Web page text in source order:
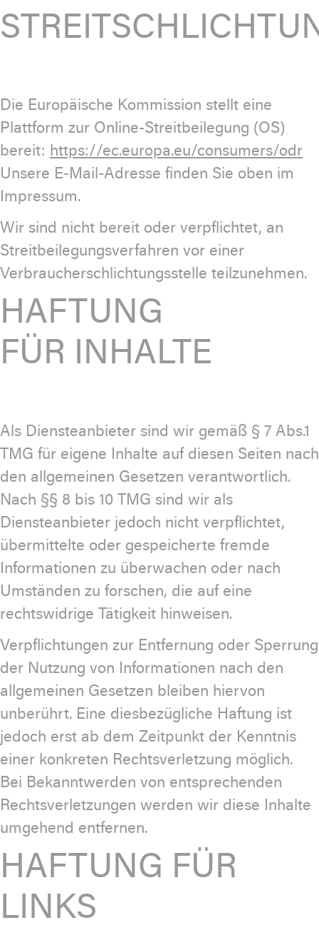
Die Europäische Kommission stellt eine
Plattform zur Online-Streitbeilegung (OS)
bereit: https://ec.europa.eu/consumers/odr
Unsere E-Mail-Adresse finden Sie oben im
Impressum.
Wir sind nicht bereit oder verpflichtet, an
Streitbeilegungsverfahren vor einer
Verbraucherschlichtungsstelle teilzunehmen.
HAFTUNG
FÜR INHALTE
Als Diensteanbieter sind wir gemäß § 7 Abs.1
TMG für eigene Inhalte auf diesen Seiten nach
den allgemeinen Gesetzen verantwortlich.
Nach §§ 8 bis 10 TMG sind wir als
Diensteanbieter jedoch nicht verpflichtet,
übermittelte oder gespeicherte fremde
Informationen zu überwachen oder nach
Umständen zu forschen, die auf eine
rechtswidrige Tätigkeit hinweisen.
Verpflichtungen zur Entfernung oder Sperrung
der Nutzung von Informationen nach den
allgemeinen Gesetzen bleiben hiervon
unberührt. Eine diesbezügliche Haftung ist
jedoch erst ab dem Zeitpunkt der Kenntnis
einer konkreten Rechtsverletzung möglich.
Bei Bekanntwerden von entsprechenden
Rechtsverletzungen werden wir diese Inhalte
umgehend entfernen.
HAFTUNG FÜR
LINKS